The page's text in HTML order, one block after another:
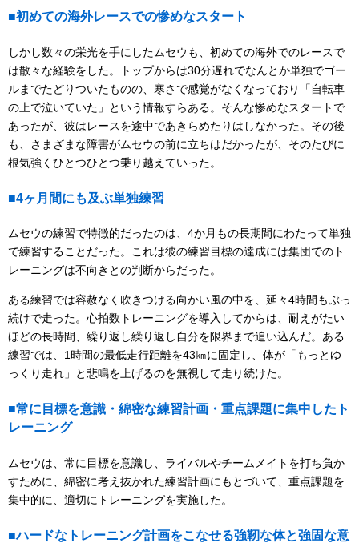
■初めての海外レースでの惨めなスタート
しかし数々の栄光を手にしたムセウも、初めての海外でのレースで
は散々な経験をした。トップからは30分遅れでなんとか単独でゴー
ルまでたどりついたものの、寒さで感覚がなくなっており「自転車
の上で泣いていた」という情報すらある。そんな惨めなスタートで
あったが、彼はレースを途中であきらめたりはしなかった。その後
も、さまざまな障害がムセウの前に立ちはだかったが、そのたびに
根気強くひとつひとつ乗り越えていった。
■4ヶ月間にも及ぶ単独練習
ムセウの練習で特徴的だったのは、4か月もの長期間にわたって単独
で練習することだった。これは彼の練習目標の達成には集団でのト
レーニングは不向きとの判断からだった。
ある練習では容赦なく吹きつける向かい風の中を、延々4時間もぶっ
続けで走った。心拍数トレーニングを導入してからは、耐えがたい
ほどの長時間、繰り返し繰り返し自分を限界まで追い込んだ。ある
練習では、1時間の最低走行距離を43㎞に固定し、体が「もっとゆ
っくり走れ」と悲鳴を上げるのを無視して走り続けた。
■常に目標を意識・綿密な練習計画・重点課題に集中したト
レーニング
ムセウは、常に目標を意識し、ライバルやチームメイトを打ち負か
すために、綿密に考え抜かれた練習計画にもとづいて、重点課題を
集中的に、適切にトレーニングを実施した。
■ハードなトレーニング計画をこなせる強靭な体と強固な意